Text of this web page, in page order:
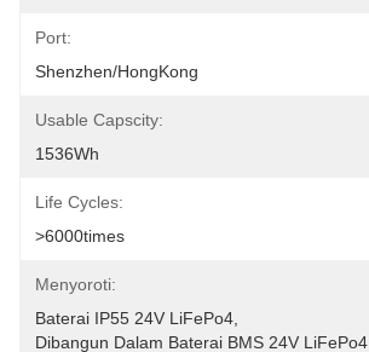
Port:
Shenzhen/HongKong
Usable Capscity:
1536Wh
Life Cycles:
>6000times
Menyoroti:
Baterai IP55 24V LiFePo4
Dibangun Dalam Baterai BMS 24V LiFePo4